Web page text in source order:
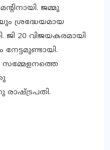
ജമ്മു
ശ്രദ്ധേയമായ
ജി 20 വിജയകരമായി
സമ്മേളനത്തെ